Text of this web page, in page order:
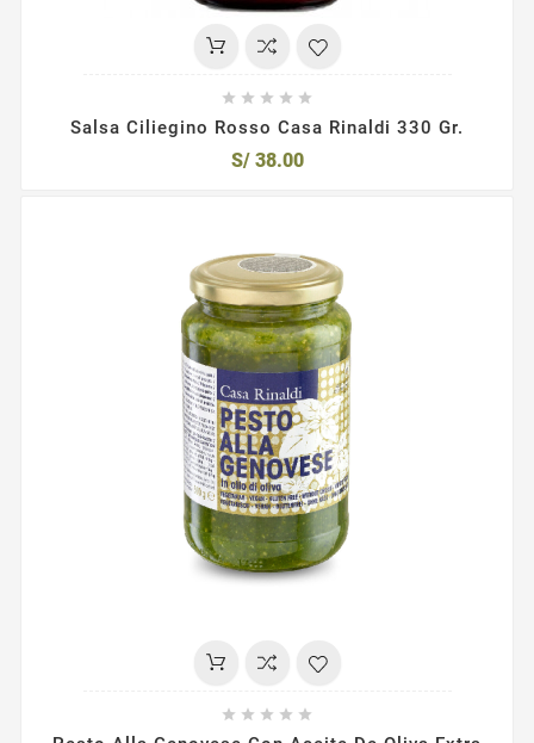
    
Salsa Ciliegino Rosso Casa Rinaldi 330 Gr.
S/ 38.00
    